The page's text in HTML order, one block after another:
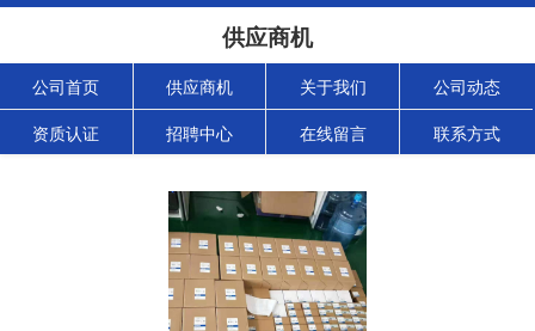
供应商机
公司首页 供应商机 关于我们 公司动态
资质认证 招聘中心 在线留言 联系方式